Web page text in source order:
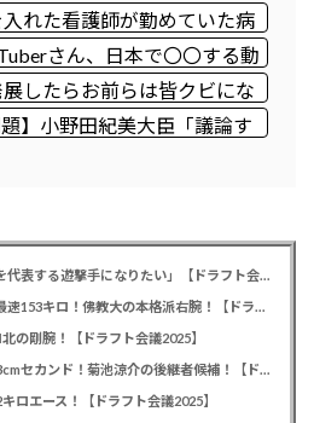
政側に止められた！との証
に胡散臭すぎた結果……
れた看護師が勤めていた病
てたばかりなのに近隣住民の
った結果……
さん、日本で〇〇する動
る・・・
したらお前らは皆クビにな
てAIのせいで失業したG民
題】小野田紀美大臣「議論す
仕事していた！
カープドラ6西川篤夢！「日本を代表する遊撃手になりたい」【ドラフト会議2025】
カープドラ5赤木晴哉！191cm最速153キロ！佛教大の本格派右腕！【ドラフト会議2025】
の剛腕！【ドラフト会議2025】
カープドラ3勝田成！近畿大163cmセカンド！菊池涼介の後継者候補！【ドラフト会議2025】
ロエース！【ドラフト会議2025】